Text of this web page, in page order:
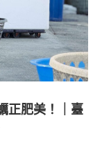
正肥美！｜臺